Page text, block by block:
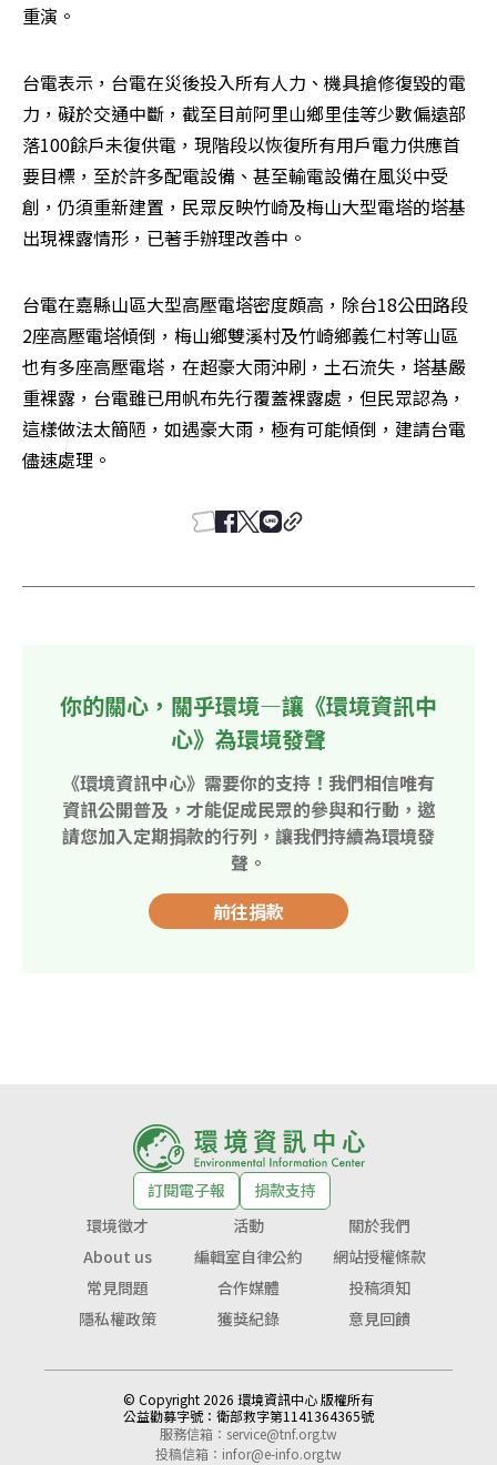
重演。
台電表示，台電在災後投入所有人力、機具搶修復毀的電
力，礙於交通中斷，截至目前阿里山鄉里佳等少數偏遠部
落100餘戶未復供電，現階段以恢復所有用戶電力供應首
要目標，至於許多配電設備、甚至輸電設備在風災中受
創，仍須重新建置，民眾反映竹崎及梅山大型電塔的塔基
出現裸露情形，已著手辦理改善中。
台電在嘉縣山區大型高壓電塔密度頗高，除台18公田路段
2座高壓電塔傾倒，梅山鄉雙溪村及竹崎鄉義仁村等山區
也有多座高壓電塔，在超豪大雨沖刷，土石流失，塔基嚴
重裸露，台電雖已用帆布先行覆蓋裸露處，但民眾認為，
這樣做法太簡陋，如遇豪大雨，極有可能傾倒，建請台電
儘速處理。
你的關心，關乎環境—讓《環境資訊中
心》為環境發聲
《環境資訊中心》需要你的支持！我們相信唯有
資訊公開普及，才能促成民眾的參與和行動，邀
請您加入定期捐款的行列，讓我們持續為環境發
聲。
前往捐款
訂閱電子報
捐款支持
環境徵才
活動
關於我們
About us
編輯室自律公約
網站授權條款
常見問題
合作媒體
投稿須知
隱私權政策
獲獎紀錄 意見回饋
© Copyright 2026 環境資訊中心 版權所有
公益勸募字號： 衛部救字第1141364365號
服務信箱： service@tnf.org.tw
投稿信箱： infor@e-info.org.tw